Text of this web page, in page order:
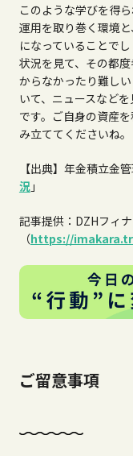
このような学びを得
運用を取り巻く環境
になっていることで
状況を見て、その都
からなかったり難し
いて、ニュースなど
です。ご自身の資産
み立ててくださいね。
【出典】年金積立金
況」
記事提供：DZHフィ
（https://
ご留意事項